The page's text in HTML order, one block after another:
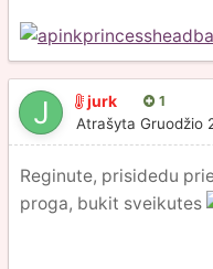
jurk 1
Atrašyta Gruodžio
Reginute, prisidedu
proga, bukit sveikutes